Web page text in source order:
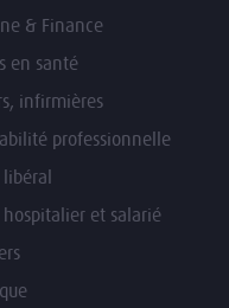
& Finance
en santé
infirmières
professionnelle
libéral
hospitalier et salarié